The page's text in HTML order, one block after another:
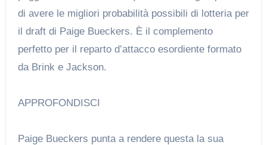
di avere le migliori probabilità possibili di lotteria per
il draft di Paige Bueckers. È il complemento
perfetto per il reparto d’attacco esordiente formato
da Brink e Jackson.
APPROFONDISCI
Paige Bueckers punta a rendere questa la sua